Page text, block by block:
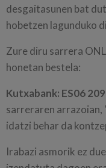
desgaitasunen bat
hobetzen lagunduko
Zure diru sarrera
honetan bestela:
Kutxabank: ES06
sarreraren arrazoian,
idatzi behar da
Irabazi asmorik ez